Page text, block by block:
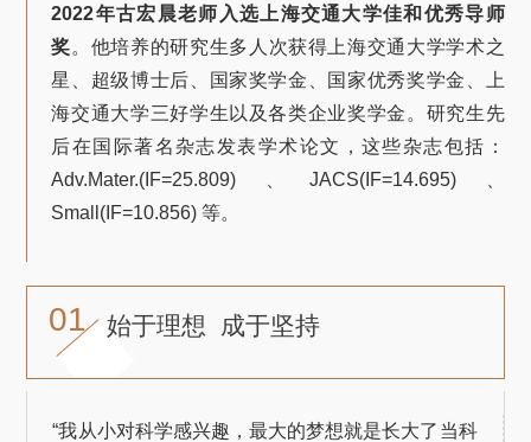
2022年古宏晨老师入选上海交通大学佳和优秀导师
奖。他培养的研究生多人次获得上海交通大学学术之
星、超级博士后、国家奖学金、国家优秀奖学金、上
海交通大学三好学生以及各类企业奖学金。研究生先
后在国际著名杂志发表学术论文，这些杂志包括：
Adv.Mater.(IF=25.809) 、JACS(IF=14.695) 、
Small(IF=10.856) 等。
01 始于理想 成于坚持
“我从小对科学感兴趣，最大的梦想就是长大了当科